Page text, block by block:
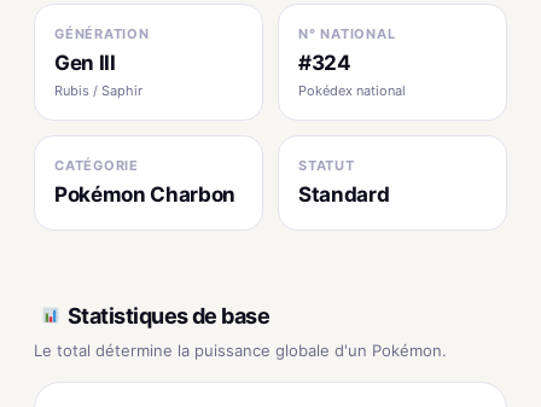
GÉNÉRATION
Gen III
Rubis / Saphir
N° NATIONAL
#324
Pokédex national
CATÉGORIE
Pokémon Charbon
STATUT
Standard
Statistiques de base
Le total détermine la puissance globale d'un Pokémon.